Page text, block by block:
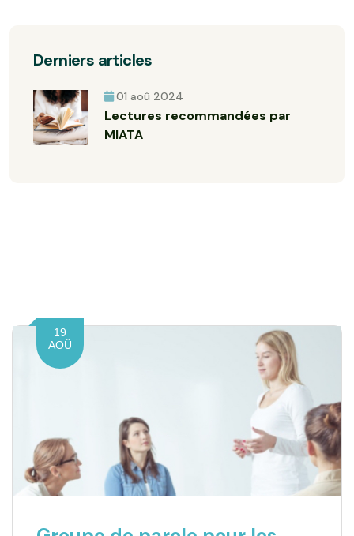
Derniers articles
01 aoû 2024
Lectures recommandées par
MIATA
19
AOÛ